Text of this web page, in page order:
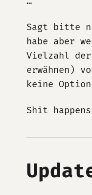
Sagt bitte
habe aber
Vielzahl der
erwähnen)
keine
Shit